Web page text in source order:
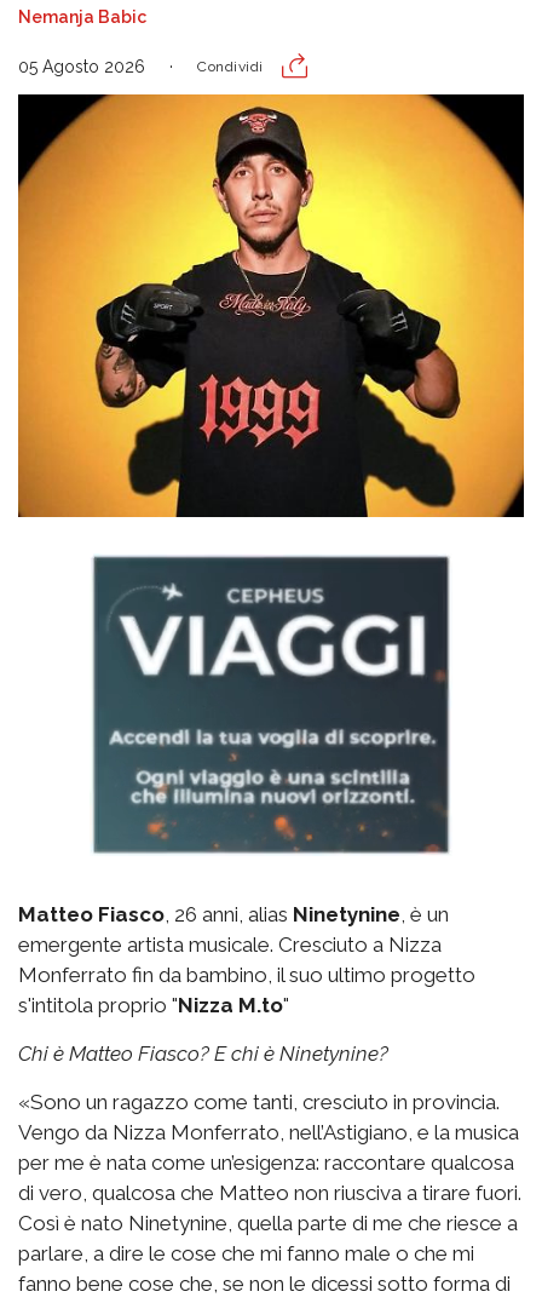
Nemanja Babic
05 Agosto 2026 Condividi
Matteo Fiasco, 26 anni, alias Ninetynine, è un
emergente artista musicale. Cresciuto a Nizza
Monferrato fin da bambino, il suo ultimo progetto
s'intitola proprio "Nizza M.to"
Chi è Matteo Fiasco? E chi è Ninetynine?
«Sono un ragazzo come tanti, cresciuto in provincia.
Vengo da Nizza Monferrato, nell’Astigiano, e la musica
per me è nata come un’esigenza: raccontare qualcosa
di vero, qualcosa che Matteo non riusciva a tirare fuori.
Così è nato Ninetynine, quella parte di me che riesce a
parlare, a dire le cose che mi fanno male o che mi
fanno bene cose che, se non le dicessi sotto forma di